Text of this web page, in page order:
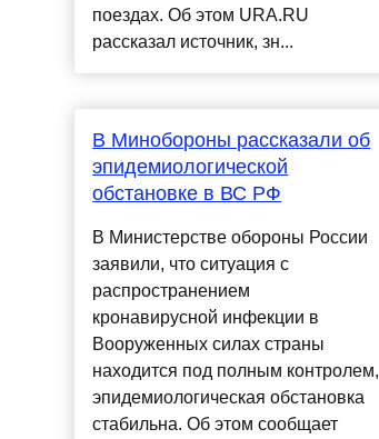
поездах. Об этом URA.RU
рассказал источник, зн...
В Минобороны рассказали об
эпидемиологической
обстановке в ВС РФ
В Министерстве обороны России
заявили, что ситуация с
распространением
кронавирусной инфекции в
Вооруженных силах страны
находится под полным контролем,
эпидемиологическая обстановка
стабильна. Об этом сообщает